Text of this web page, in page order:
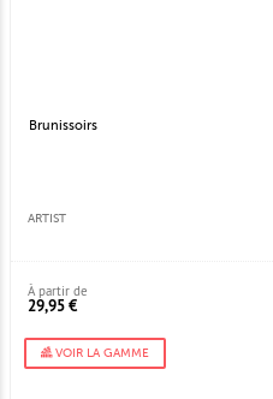
Brunissoirs
ARTIST
À partir de
29,95 €
VOIR LA GAMME